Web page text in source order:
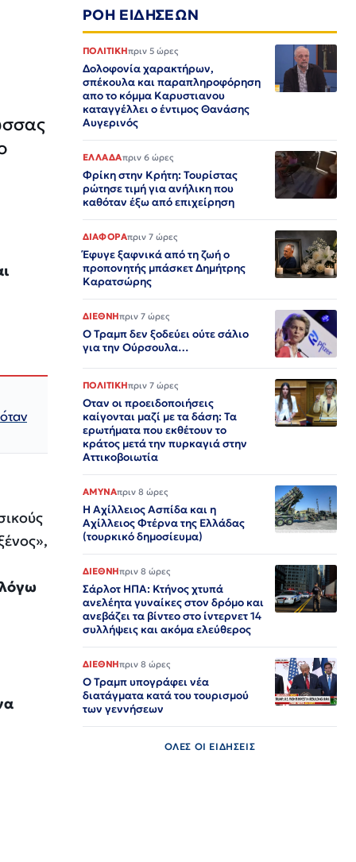
ΡΟΗ ΕΙΔΗΣΕΩΝ
ΠΟΛΙΤΙΚΗπριν 5 ώρες
Δολοφονία χαρακτήρων,
σπέκουλα και παραπληροφόρηση
απο το κόμμα Καρυστιανου
καταγγέλλει ο έντιμος Θανάσης
Αυγερινός
ΕΛΛΑΔΑπριν 6 ώρες
Φρίκη στην Κρήτη: Τουρίστας
ρώτησε τιμή για ανήλικη που
καθόταν έξω από επιχείρηση
ΔΙΑΦΟΡΑπριν 7 ώρες
Έφυγε ξαφνικά από τη ζωή ο
προπονητής μπάσκετ Δημήτρης
Καρατσώρης
ΔΙΕΘΝΗπριν 7 ώρες
Ο Τραμπ δεν ξοδεύει ούτε σάλιο
για την Ούρσουλα…
ΠΟΛΙΤΙΚΗπριν 7 ώρες
Οταν οι προειδοποιήσεις
καίγονται μαζί με τα δάση: Τα
ερωτήματα που εκθέτουν το
κράτος μετά την πυρκαγιά στην
Αττικοβοιωτία
ΑΜΥΝΑπριν 8 ώρες
Η Αχίλλειος Ασπίδα και η
Αχίλλειος Φτέρνα της Ελλάδας
(τουρκικό δημοσίευμα)
ΔΙΕΘΝΗπριν 8 ώρες
Σάρλοτ ΗΠΑ: Κτήνος χτυπά
ανελέητα γυναίκες στον δρόμο και
ανεβάζει τα βίντεο στο ίντερνετ 14
συλλήψεις και ακόμα ελεύθερος​​​​​​​​​​​​​​​​​​​​​​​​​​​​​​​​​​​​​​​​​​​​​​​​​​
ΔΙΕΘΝΗπριν 8 ώρες
Ο Τραμπ υπογράφει νέα
διατάγματα κατά του τουρισμού
των γεννήσεων
ΟΛΕΣ ΟΙ ΕΙΔΗΣΕΙΣ